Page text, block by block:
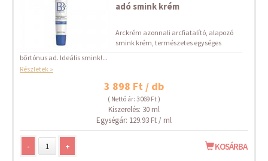
adó smink krém
Arckrém azonnali arcfiatalító, alapozó
smink krém, természetes egységes
bőrtónus ad. Ideális smink!...
Részletek »
3 898 Ft / db
( Nettó ár: 3 069 Ft )
Kiszerelés: 30 ml
Egységár: 129.93 Ft / ml
- + KOSÁRBA